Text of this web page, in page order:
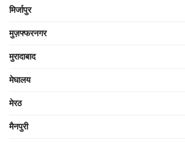
मिर्जापुर
मुज़फ्फरनगर
मुरादाबाद
मेघालय
मेरठ
मैनपुरी